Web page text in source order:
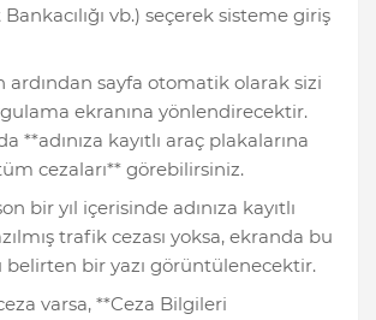
vb.) seçerek sisteme giriş
ardından sayfa otomatik olarak sizi
ekranına yönlendirecektir.
**adınıza kayıtlı araç plakalarına
cezaları** görebilirsiniz.
bir yıl içerisinde adınıza kayıtlı
trafik cezası yoksa, ekranda bu
bir yazı görüntülenecektir.
varsa, **Ceza Bilgileri